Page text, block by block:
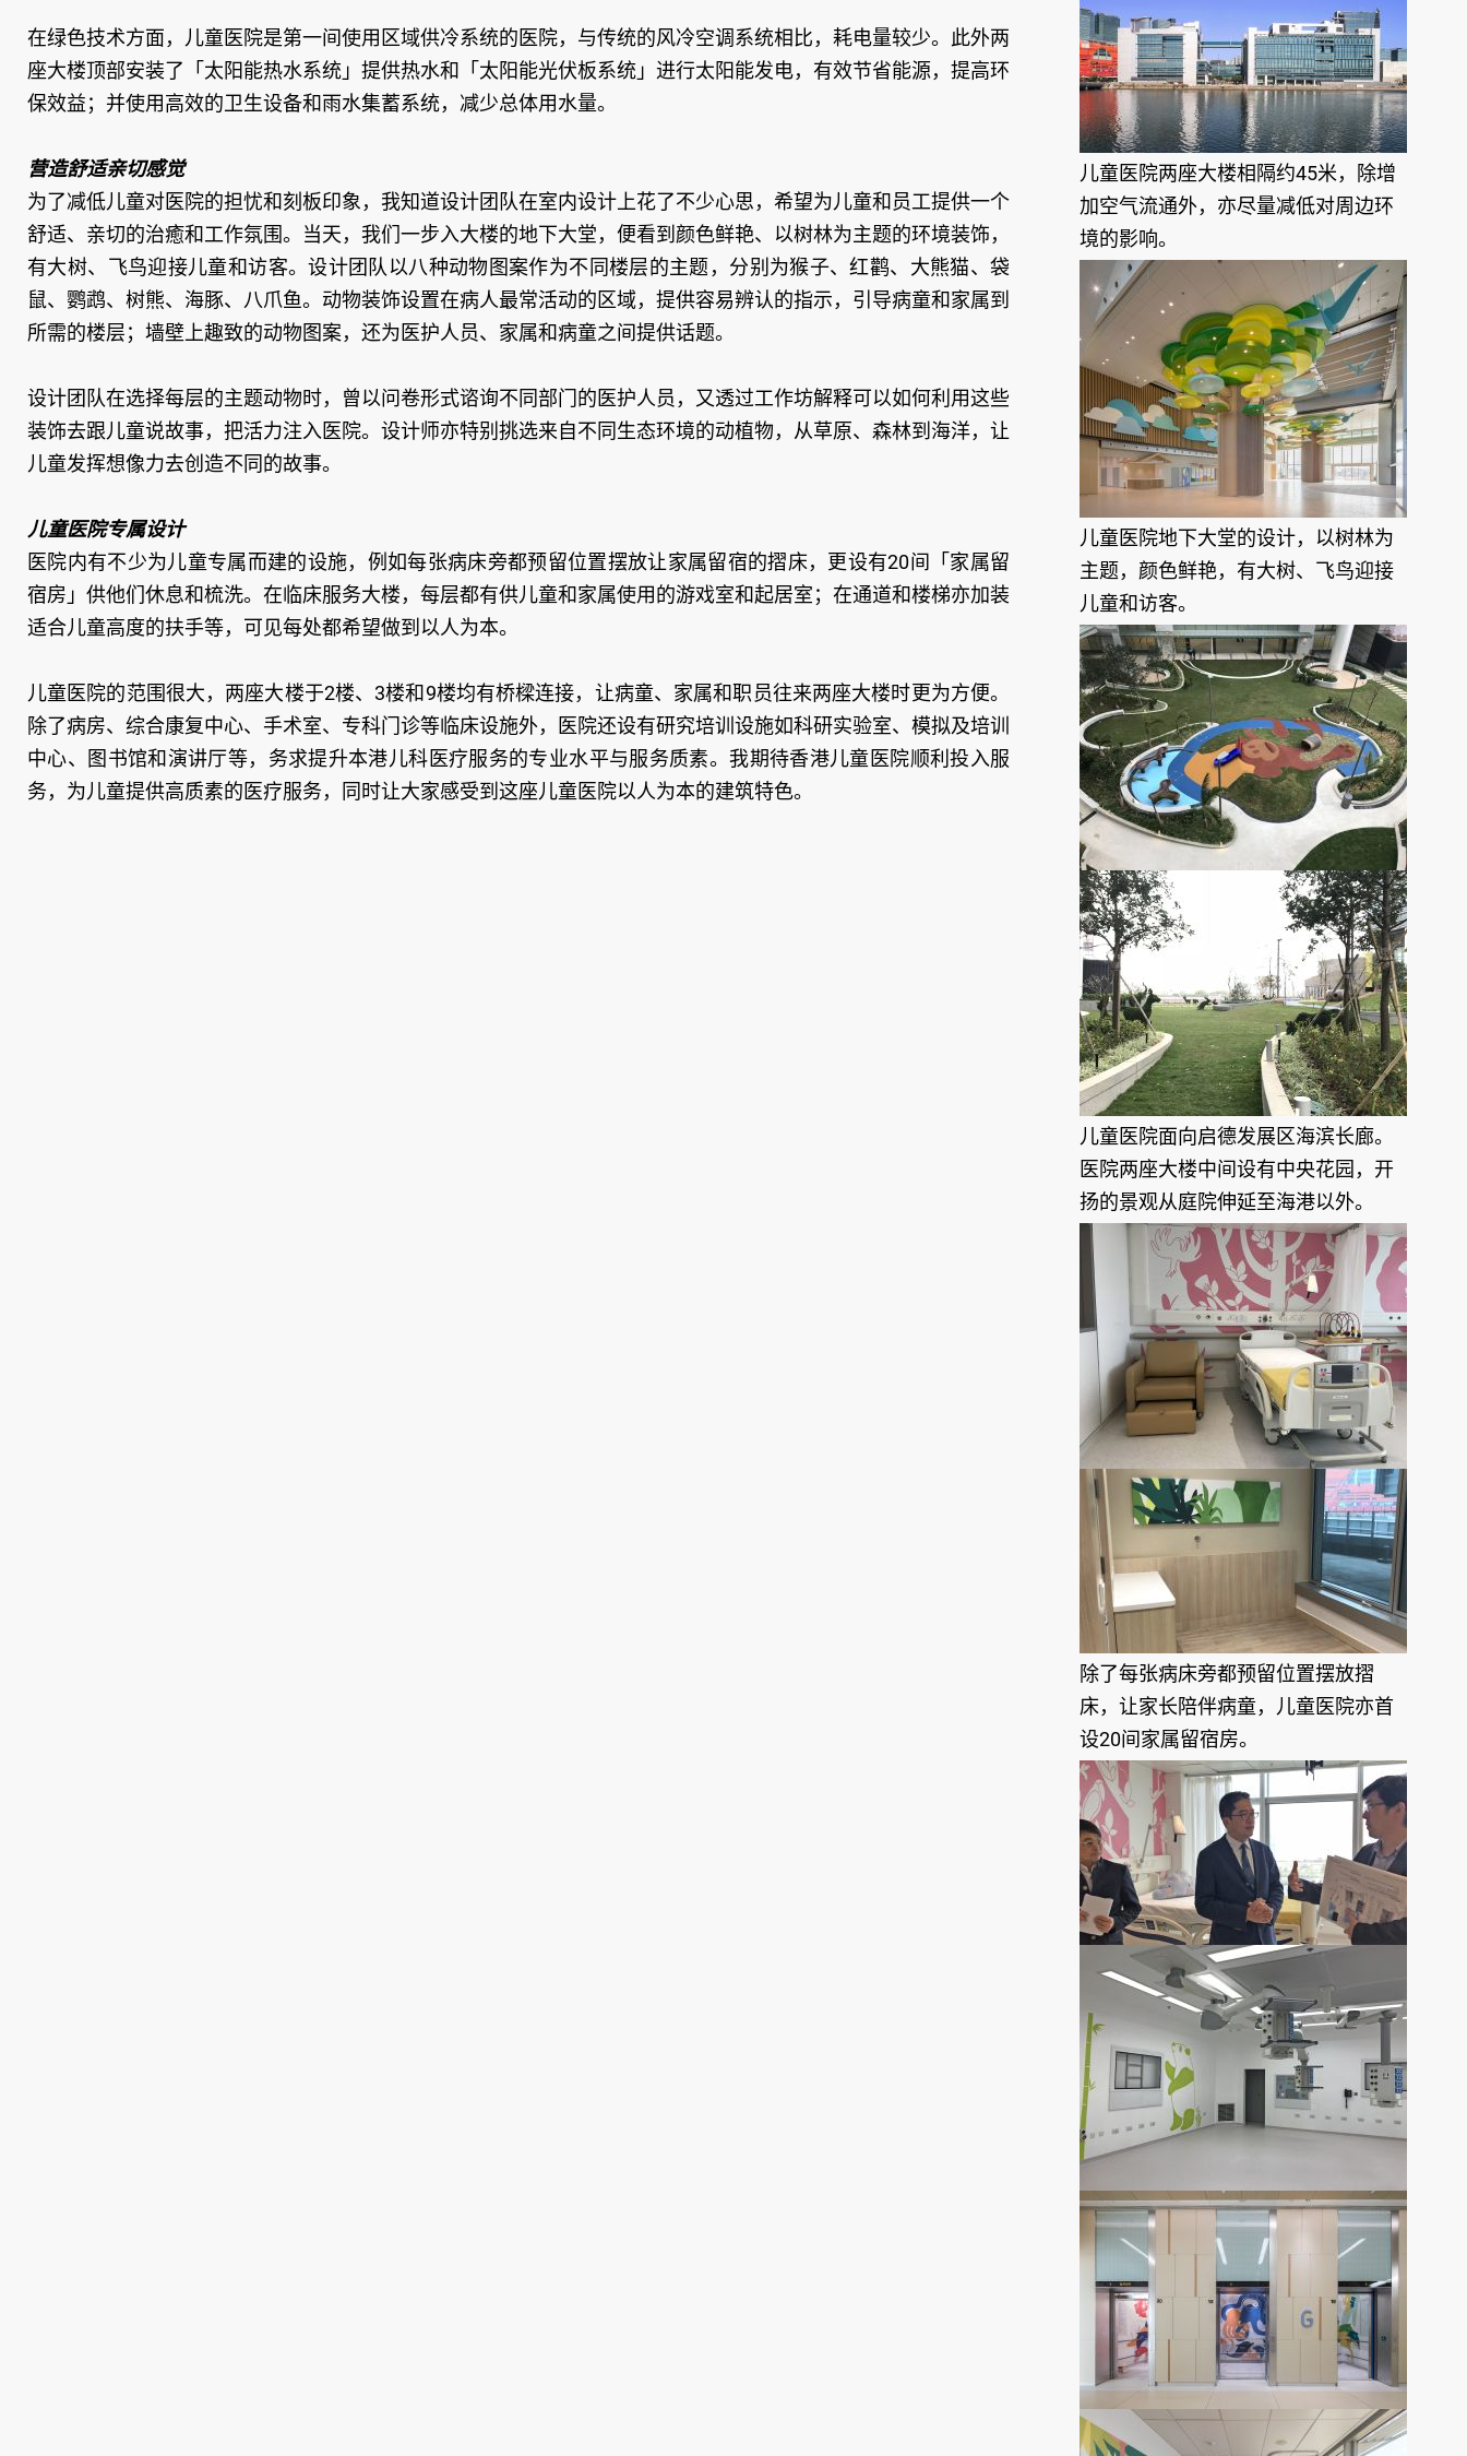
在绿色技术方面，儿童医院是第一间使用区域供冷系统的医院，与传统的风冷空调系统相比，耗电量较少。此外两
座大楼顶部安装了「太阳能热水系统」提供热水和「太阳能光伏板系统」进行太阳能发电，有效节省能源，提高环
保效益；并使用高效的卫生设备和雨水集蓄系统，减少总体用水量。
营造舒适亲切感觉
为了减低儿童对医院的担忧和刻板印象，我知道设计团队在室内设计上花了不少心思，希望为儿童和员工提供一个
舒适、亲切的治癒和工作氛围。当天，我们一步入大楼的地下大堂，便看到颜色鲜艳、以树林为主题的环境装饰，
有大树、飞鸟迎接儿童和访客。设计团队以八种动物图案作为不同楼层的主题，分别为猴子、红鹳、大熊猫、袋
鼠、鹦鹉、树熊、海豚、八爪鱼。动物装饰设置在病人最常活动的区域，提供容易辨认的指示，引导病童和家属到
所需的楼层；墙壁上趣致的动物图案，还为医护人员、家属和病童之间提供话题。
设计团队在选择每层的主题动物时，曾以问卷形式谘询不同部门的医护人员，又透过工作坊解释可以如何利用这些
装饰去跟儿童说故事，把活力注入医院。设计师亦特别挑选来自不同生态环境的动植物，从草原、森林到海洋，让
儿童发挥想像力去创造不同的故事。
儿童医院专属设计
医院内有不少为儿童专属而建的设施，例如每张病床旁都预留位置摆放让家属留宿的摺床，更设有20间「家属留
宿房」供他们休息和梳洗。在临床服务大楼，每层都有供儿童和家属使用的游戏室和起居室；在通道和楼梯亦加装
适合儿童高度的扶手等，可见每处都希望做到以人为本。
儿童医院的范围很大，两座大楼于2楼、3楼和9楼均有桥樑连接，让病童、家属和职员往来两座大楼时更为方便。
除了病房、综合康复中心、手术室、专科门诊等临床设施外，医院还设有研究培训设施如科研实验室、模拟及培训
中心、图书馆和演讲厅等，务求提升本港儿科医疗服务的专业水平与服务质素。我期待香港儿童医院顺利投入服
务，为儿童提供高质素的医疗服务，同时让大家感受到这座儿童医院以人为本的建筑特色。
儿童医院两座大楼相隔约45米，除增
加空气流通外，亦尽量减低对周边环
境的影响。
儿童医院地下大堂的设计，以树林为
主题，颜色鲜艳，有大树、飞鸟迎接
儿童和访客。
儿童医院面向启德发展区海滨长廊。
医院两座大楼中间设有中央花园，开
扬的景观从庭院伸延至海港以外。
除了每张病床旁都预留位置摆放摺
床，让家长陪伴病童，儿童医院亦首
设20间家属留宿房。